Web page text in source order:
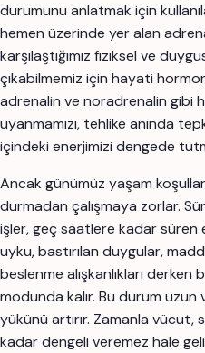
durumunu anlatmak için
hemen üzerinde yer alan
karşılaştığımız fiziksel ve
çıkabilmemiz için hayati
adrenalin ve noradrenalin gibi
uyanmamızı, tehlike anında
içindeki enerjimizi dengede
Ancak günümüz yaşam
durmadan çalışmaya zorlar.
işler, geç saatlere kadar süren
uyku, bastırılan duygular,
beslenme alışkanlıkları derken
modunda kalır. Bu durum
yükünü artırır. Zamanla vücut,
kadar dengeli veremez hale